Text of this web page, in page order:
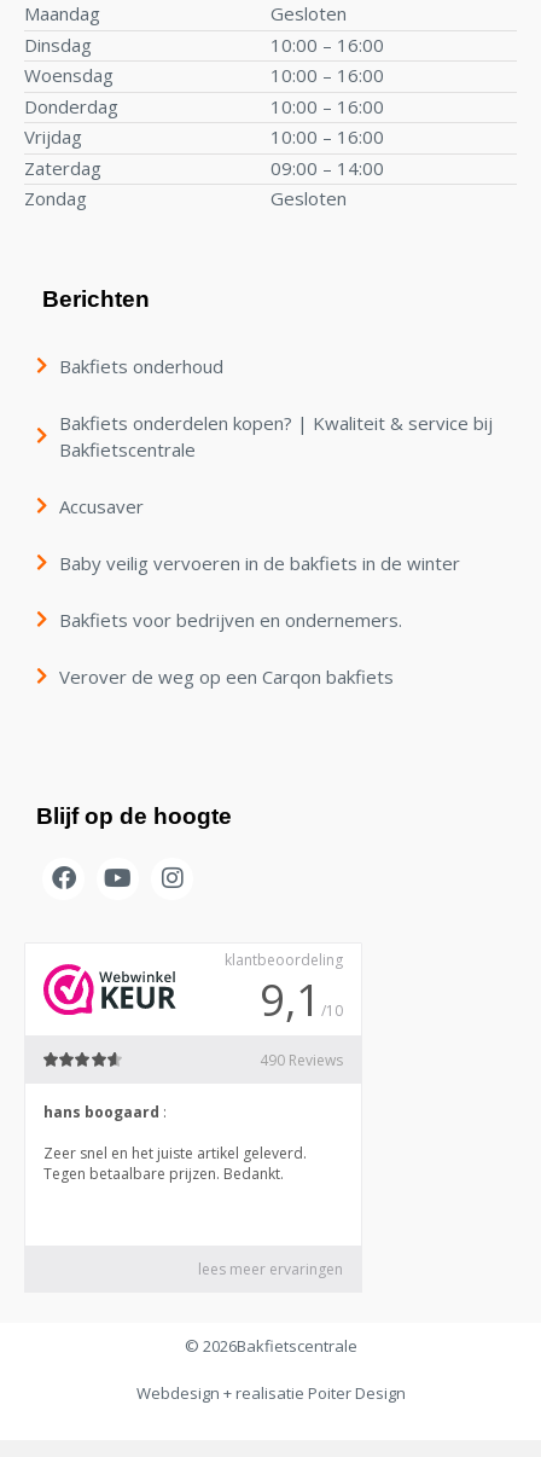
Maandag
Gesloten
Dinsdag
10:00 – 16:00
Woensdag
10:00 – 16:00
Donderdag
10:00 – 16:00
Vrijdag
10:00 – 16:00
Zaterdag
09:00 – 14:00
Zondag
Gesloten
Berichten
Bakfiets onderhoud
Bakfiets onderdelen kopen? | Kwaliteit & service bij
Bakfietscentrale
Accusaver
Baby veilig vervoeren in de bakfiets in de winter
Bakfiets voor bedrijven en ondernemers.
Verover de weg op een Carqon bakfiets
Blijf op de hoogte
© 2026Bakfietscentrale
Webdesign + realisatie Poiter Design